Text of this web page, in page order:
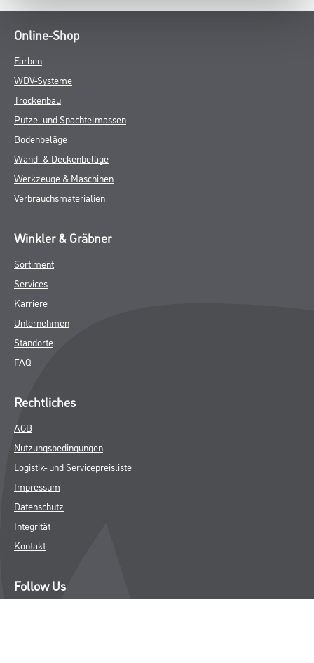
Online-Shop
Farben
WDV-Systeme
Trockenbau
Putze- und Spachtelmassen
Bodenbeläge
Wand- & Deckenbeläge
Werkzeuge & Maschinen
Verbrauchsmaterialien
Winkler & Gräbner
Sortiment
Services
Karriere
Unternehmen
Standorte
FAQ
Rechtliches
AGB
Nutzungsbedingungen
Logistik- und Servicepreisliste
Impressum
Datenschutz
Integrität
Kontakt
Follow Us